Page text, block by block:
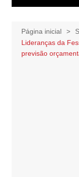
Página inicial
Lideranças da
previsão